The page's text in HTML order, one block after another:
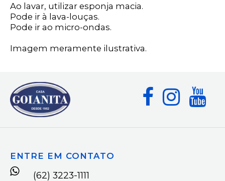
Ao lavar, utilizar esponja macia.
Pode ir à lava-louças.
Pode ir ao micro-ondas.
Imagem meramente ilustrativa.
ENTRE EM CONTATO
(62) 3223-1111